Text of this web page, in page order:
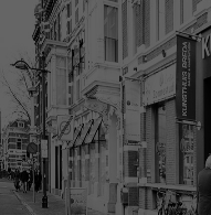
Lees meer